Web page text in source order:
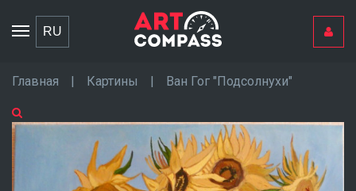
Toggle
navigation
RU
Главная | Картины | Ван Гог "Подсолнухи"